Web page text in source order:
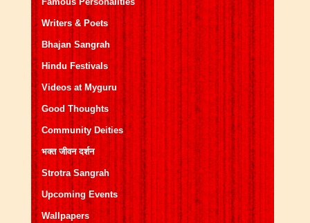
Writers & Poets
Bhajan Sangrah
Hindu Festivals
Videos at Myguru
Good Thoughts
Community Deities
भक्त जीवन दर्शन
Strotra Sangrah
Upcoming Events
Wallpapers